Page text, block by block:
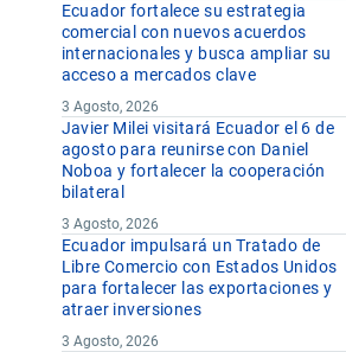
Ecuador fortalece su estrategia
comercial con nuevos acuerdos
internacionales y busca ampliar su
acceso a mercados clave
3 Agosto, 2026
Javier Milei visitará Ecuador el 6 de
agosto para reunirse con Daniel
Noboa y fortalecer la cooperación
bilateral
3 Agosto, 2026
Ecuador impulsará un Tratado de
Libre Comercio con Estados Unidos
para fortalecer las exportaciones y
atraer inversiones
3 Agosto, 2026